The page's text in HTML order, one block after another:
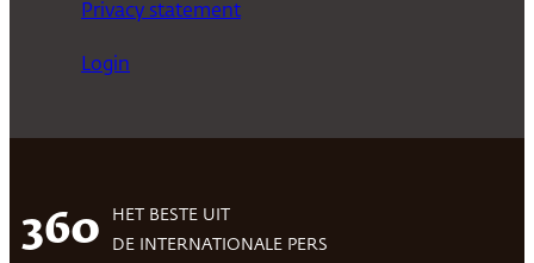
Privacy statement
Login
360
HET BESTE UIT
DE INTERNATIONALE PERS